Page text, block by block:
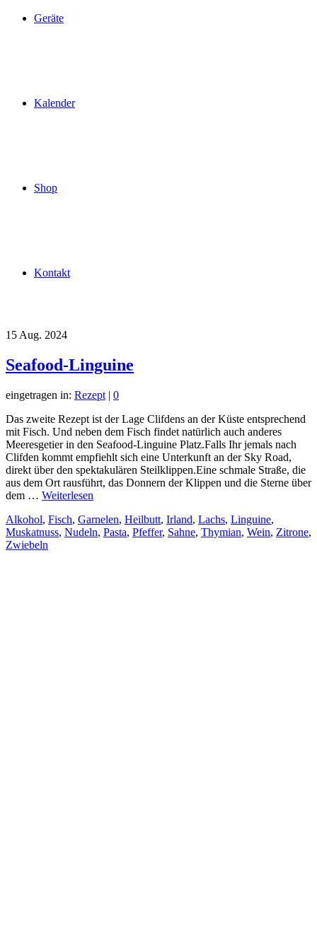
Geräte
Kalender
Shop
Kontakt
15 Aug. 2024
Seafood-Linguine
eingetragen in: Rezept | 0
Das zweite Rezept ist der Lage Clifdens an der Küste entsprechend
mit Fisch. Und neben dem Fisch findet natürlich auch anderes
Meeresgetier in den Seafood-Linguine Platz.Falls Ihr jemals nach
Clifden kommt empfiehlt sich eine Unterkunft an der Sky Road,
direkt über den spektakulären Steilklippen.Eine schmale Straße, die
aus dem Ort rausführt, das Donnern der Klippen und die Sterne über
dem … Weiterlesen
Alkohol, Fisch, Garnelen, Heilbutt, Irland, Lachs, Linguine,
Muskatnuss, Nudeln, Pasta, Pfeffer, Sahne, Thymian, Wein, Zitrone,
Zwiebeln